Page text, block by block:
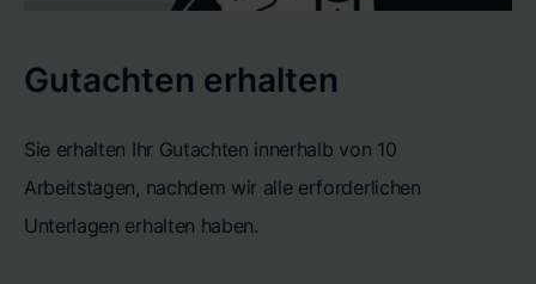
Gutachten erhalten
Sie erhalten Ihr Gutachten innerhalb von 10
Arbeitstagen, nachdem wir alle erforderlichen
Unterlagen erhalten haben.